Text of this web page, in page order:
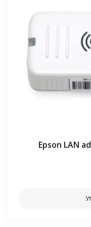
Epson LAN